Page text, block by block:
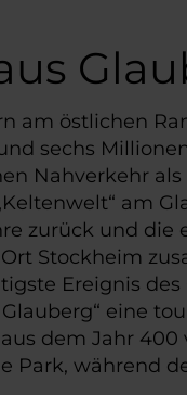
am östlichen
sechs
Nahverkehr
am
zurück und
Stockheim
Ereignis
eine
dem Jahr
Park, während